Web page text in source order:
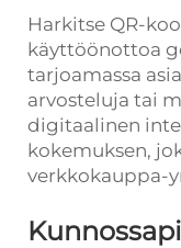
Harkitse QR-
käyttöönottoa
tarjoamassa
arvosteluja tai
digitaalinen
kokemuksen,
verkkokauppa-